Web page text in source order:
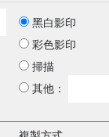
黑白影印
彩色影印
掃描
其他：